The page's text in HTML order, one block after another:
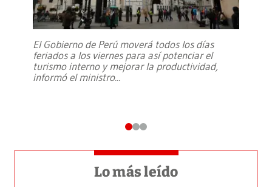
El Gobierno de Perú moverá todos los días
feriados a los viernes para así potenciar el
turismo interno y mejorar la productividad,
informó el ministro...
Lo más leído